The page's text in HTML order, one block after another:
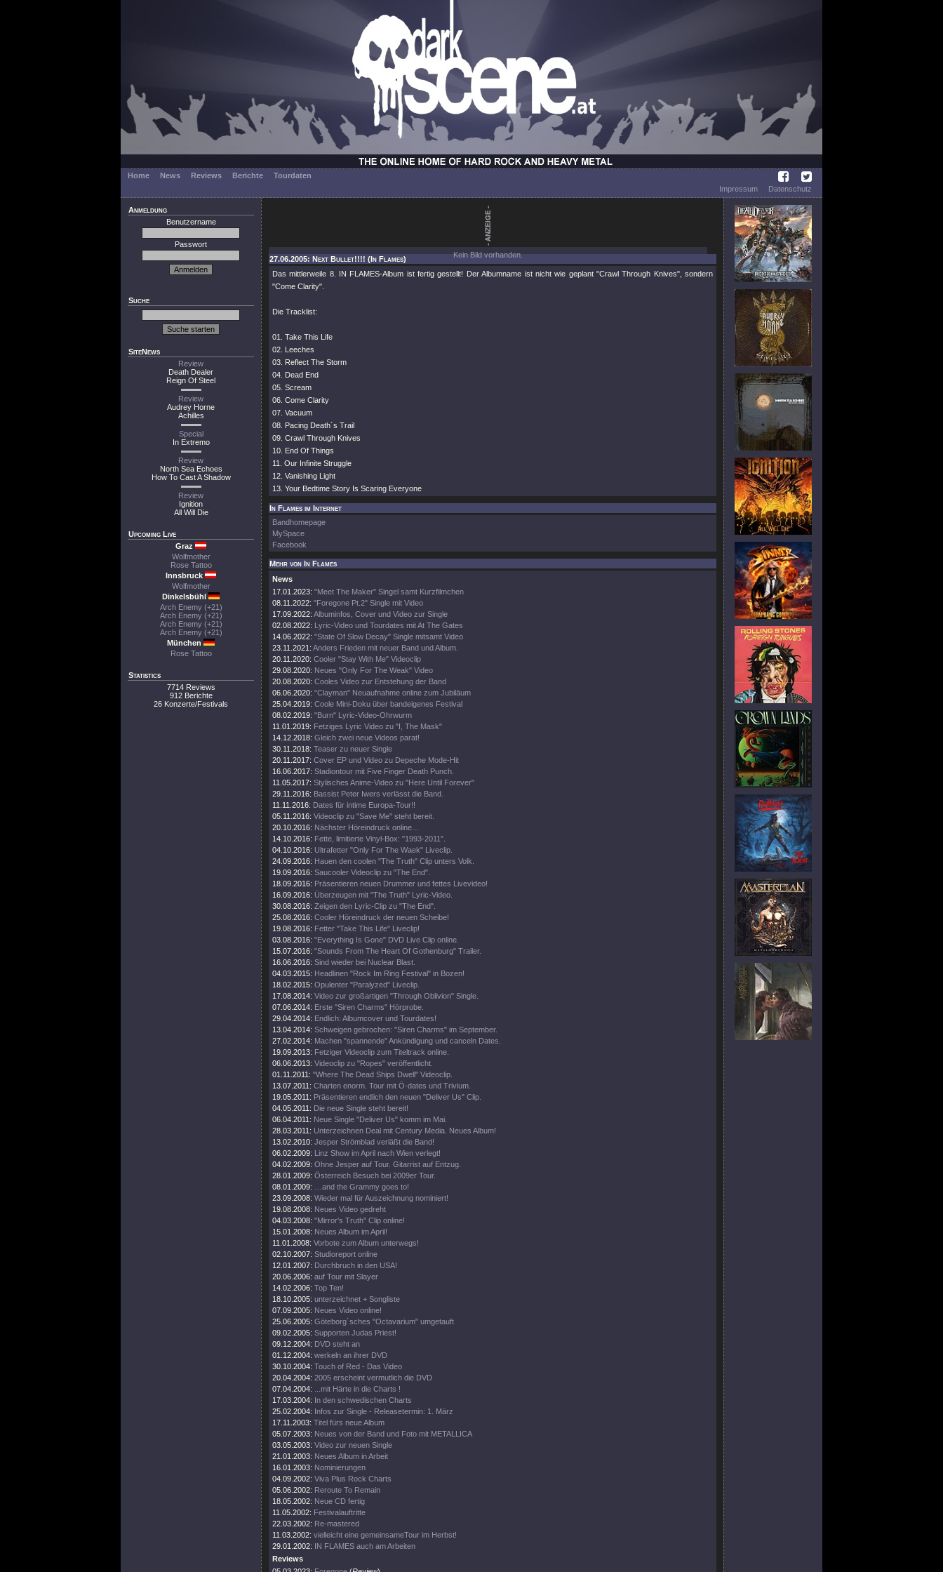
Home News Reviews Berichte
Tourdaten
Impressum
Datenschutz
Anmeldung
Benutzername
Passwort
Suche
SiteNews
Review
Death Dealer
Reign Of Steel
Review
Audrey Horne
Achilles
Special
In Extremo
Review
North Sea Echoes
How To Cast A Shadow
Review
Ignition
All Will Die
Upcoming Live
Graz
Wolfmother
Rose Tattoo
Innsbruck
Wolfmother
Dinkelsbühl
Arch Enemy (+21)
Arch Enemy (+21)
Arch Enemy (+21)
Arch Enemy (+21)
München
Rose Tattoo
Statistics
7714 Reviews
912 Berichte
26 Konzerte/Festivals
Kein Bild vorhanden.
27.06.2005: Next Bullet!!!! (In Flames)
Das mittlerweile 8. IN FLAMES-Album ist fertig gestellt! Der Albumname ist nicht wie geplant "Crawl Through Knives", sondern
"Come Clarity".
Die Tracklist:
01. Take This Life
02. Leeches
03. Reflect The Storm
04. Dead End
05. Scream
06. Come Clarity
07. Vacuum
08. Pacing Death´s Trail
09. Crawl Through Knives
10. End Of Things
11. Our Infinite Struggle
12. Vanishing Light
13. Your Bedtime Story Is Scaring Everyone
In Flames im Internet
Bandhomepage
MySpace
Facebook
Mehr von In Flames
News
17.01.2023: "Meet The Maker" Singel samt Kurzfilmchen
08.11.2022: "Foregone Pt.2" Single mit Video
17.09.2022: Albuminfos, Cover und Video zur Single
02.08.2022: Lyric-Video und Tourdates mit At The Gates
14.06.2022: "State Of Slow Decay" Single mitsamt Video
23.11.2021: Anders Frieden mit neuer Band und Album.
20.11.2020: Cooler "Stay With Me" Videoclip
29.08.2020: Neues "Only For The Weak" Video
20.08.2020: Cooles Video zur Entstehung der Band
06.06.2020: "Clayman" Neuaufnahme online zum Jubiläum
25.04.2019: Coole Mini-Doku über bandeigenes Festival
08.02.2019: "Burn" Lyric-Video-Ohrwurm
11.01.2019: Fetziges Lyric Video zu "I, The Mask"
14.12.2018: Gleich zwei neue Videos parat!
30.11.2018: Teaser zu neuer Single
20.11.2017: Cover EP und Video zu Depeche Mode-Hit
16.06.2017: Stadiontour mit Five Finger Death Punch.
11.05.2017: Stylisches Anime-Video zu "Here Until Forever"
29.11.2016: Bassist Peter Iwers verlässt die Band.
11.11.2016: Dates für intime Europa-Tour!!
05.11.2016: Videoclip zu "Save Me" steht bereit.
20.10.2016: Nächster Höreindruck online...
14.10.2016: Fette, limitierte Vinyl-Box: "1993-2011".
04.10.2016: Ultrafetter "Only For The Waek" Liveclip.
24.09.2016: Hauen den coolen "The Truth" Clip unters Volk.
19.09.2016: Saucooler Videoclip zu "The End".
18.09.2016: Präsentieren neuen Drummer und fettes Livevideo!
16.09.2016: Überzeugen mit "The Truth" Lyric-Video.
30.08.2016: Zeigen den Lyric-Clip zu "The End".
25.08.2016: Cooler Höreindruck der neuen Scheibe!
19.08.2016: Fetter "Take This Life" Liveclip!
03.08.2016: "Everything Is Gone" DVD Live Clip online.
15.07.2016: "Sounds From The Heart Of Gothenburg" Trailer.
16.06.2016: Sind wieder bei Nuclear Blast.
04.03.2015: Headlinen "Rock Im Ring Festival" in Bozen!
18.02.2015: Opulenter "Paralyzed" Liveclip.
17.08.2014: Video zur großartigen "Through Oblivion" Single.
07.06.2014: Erste "Siren Charms" Hörprobe.
29.04.2014: Endlich: Albumcover und Tourdates!
13.04.2014: Schweigen gebrochen: "Siren Charms" im September.
27.02.2014: Machen "spannende" Ankündigung und canceln Dates.
19.09.2013: Fetziger Videoclip zum Titeltrack online.
06.06.2013: Videoclip zu "Ropes" veröffentlicht.
01.11.2011: "Where The Dead Ships Dwell" Videoclip.
13.07.2011: Charten enorm. Tour mit Ö-dates und Trivium.
19.05.2011: Präsentieren endlich den neuen "Deliver Us" Clip.
04.05.2011: Die neue Single steht bereit!
06.04.2011: Neue Single "Deliver Us" komm im Mai.
28.03.2011: Unterzeichnen Deal mit Century Media. Neues Album!
13.02.2010: Jesper Strömblad verläßt die Band!
06.02.2009: Linz Show im April nach Wien verlegt!
04.02.2009: Ohne Jesper auf Tour. Gitarrist auf Entzug.
28.01.2009: Österreich Besuch bei 2009er Tour.
08.01.2009:
…and the Grammy goes to!
23.09.2008: Wieder mal für Auszeichnung nominiert!
19.08.2008: Neues Video gedreht
04.03.2008: "Mirror's Truth" Clip online!
15.01.2008: Neues Album im April!
11.01.2008: Vorbote zum Album unterwegs!
02.10.2007: Studioreport online
12.01.2007: Durchbruch in den USA!
20.06.2006: auf Tour mit Slayer
14.02.2006: Top Ten!
18.10.2005: unterzeichnet + Songliste
07.09.2005: Neues Video online!
25.06.2005: Göteborg´sches "Octavarium" umgetauft
09.02.2005: Supporten Judas Priest!
09.12.2004: DVD steht an
01.12.2004: werkeln an ihrer DVD
30.10.2004: Touch of Red - Das Video
20.04.2004: 2005 erscheint vermutlich die DVD
07.04.2004:
...mit Härte in die Charts !
17.03.2004: In den schwedischen Charts
25.02.2004: Infos zur Single - Releasetermin: 1. März
17.11.2003: Titel fürs neue Album
05.07.2003: Neues von der Band und Foto mit METALLICA
03.05.2003: Video zur neuen Single
21.01.2003: Neues Album in Arbeit
16.01.2003: Nominierungen
04.09.2002: Viva Plus Rock Charts
05.06.2002: Reroute To Remain
18.05.2002: Neue CD fertig
11.05.2002: Festivalauftritte
22.03.2002: Re-mastered
11.03.2002: vielleicht eine gemeinsameTour im Herbst!
29.01.2002: IN FLAMES auch am Arbeiten
Reviews